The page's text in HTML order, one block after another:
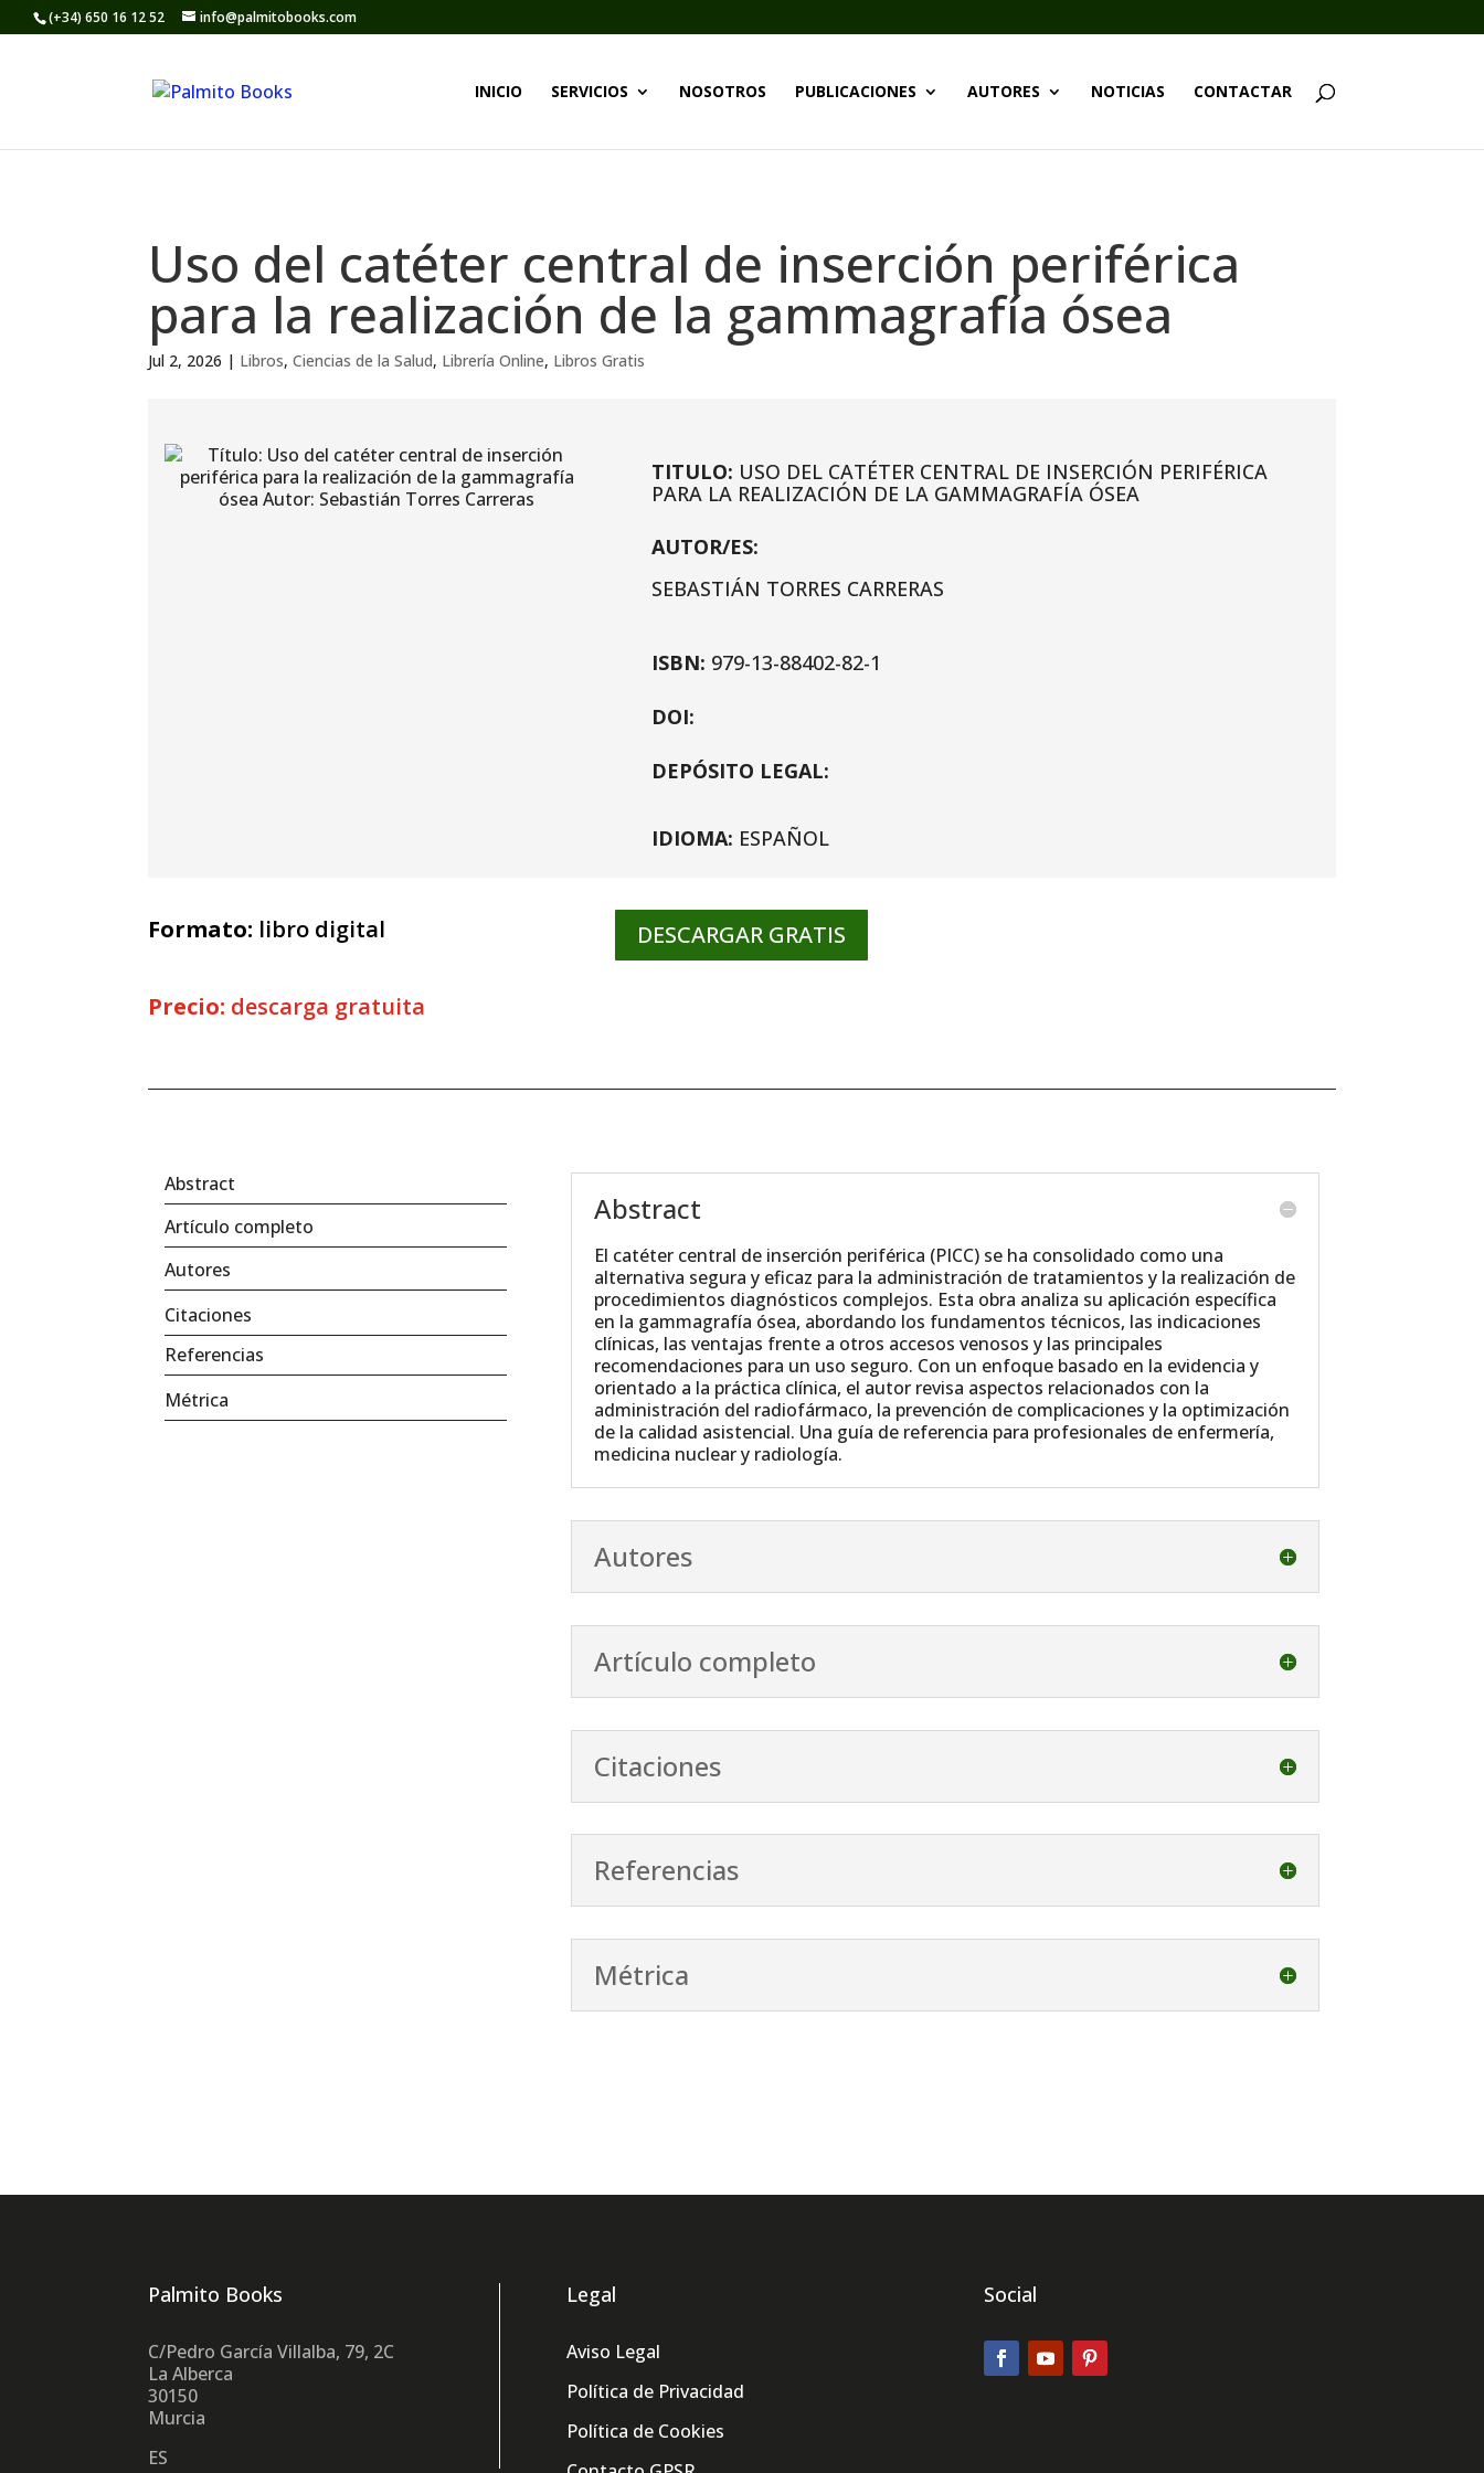
(+34) 650 16 12 52 info@palmitobooks.com
INICIO SERVICIOS NOSOTROS PUBLICACIONES AUTORES NOTICIAS CONTACTAR
Uso del catéter central de inserción periférica
para la realización de la gammagrafía ósea
Jul 2, 2026 | Libros,Ciencias de la Salud, Librería Online, Libros Gratis
TITULO: USO DEL CATÉTER CENTRAL DE INSERCIÓN PERIFÉRICA
PARA LA REALIZACIÓN DE LA GAMMAGRAFÍA ÓSEA
AUTOR/ES:
SEBASTIÁN TORRES CARRERAS
ISBN: 979-13-88402-82-1
DOI:
DEPÓSITO LEGAL:
IDIOMA: ESPAÑOL
Formato: libro digital
Precio: descarga gratuita
DESCARGAR GRATIS
Abstract
Artículo completo
Autores
Citaciones
Referencias
Métrica
Abstract
El catéter central de inserción periférica (PICC) se ha consolidado como una
alternativa segura y eficaz para la administración de tratamientos y la realización de
procedimientos diagnósticos complejos. Esta obra analiza su aplicación específica
en la gammagrafía ósea, abordando los fundamentos técnicos, las indicaciones
clínicas, las ventajas frente a otros accesos venosos y las principales
recomendaciones para un uso seguro. Con un enfoque basado en la evidencia y
orientado a la práctica clínica, el autor revisa aspectos relacionados con la
administración del radiofármaco, la prevención de complicaciones y la optimización
de la calidad asistencial. Una guía de referencia para profesionales de enfermería,
medicina nuclear y radiología.
Autores
Artículo completo
Citaciones
Referencias
Métrica
Palmito Books
C/Pedro García Villalba, 79, 2C
La Alberca
30150
Murcia
ES
Legal
Aviso Legal
Política de Privacidad
Política de Cookies
Social